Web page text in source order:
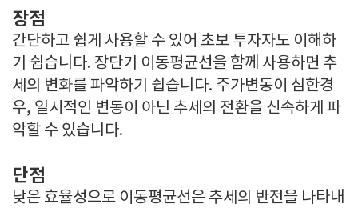
장점
간단하고 쉽게 사용할 수 있어 초보 투자자도 이해하
기 쉽습니다. 장단기 이동평균선을 함께 사용하면 추
세의 변화를 파악하기 쉽습니다. 주가변동이 심한경
우, 일시적인 변동이 아닌 추세의 전환을 신속하게 파
악할 수 있습니다.
단점
낮은 효율성으로 이동평균선은 추세의 반전을 나타내